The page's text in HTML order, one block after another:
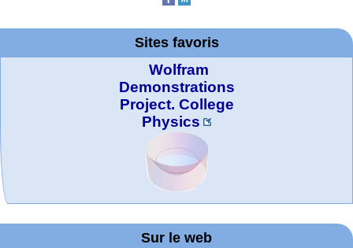
Sites favoris
Wolfram
Education Portal
Wolfram
Demonstrations
Project. College
Physics
TED Talks
Arts-Scènes
WolframTones :
Generate a
Composition
Online math
practice and
lessons
La société 2018
expliquée à mon
grand-père
Office fédéral de
la statistique
MATHCURVE.CO
M
Wolfram web
resources
Sur le web